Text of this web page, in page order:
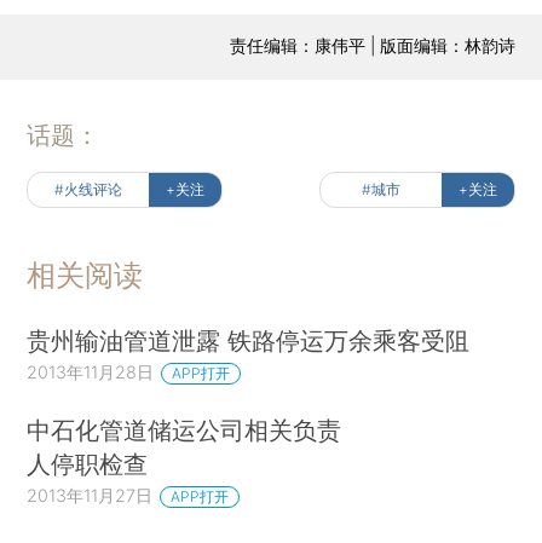
责任编辑：康伟平 | 版面编辑：林韵诗
话题：
#火线评论 +关注 #城市 +关注
相关阅读
贵州输油管道泄露 铁路停运万余乘客受阻
2013年11月28日 APP打开
中石化管道储运公司相关负责
人停职检查
2013年11月27日 APP打开